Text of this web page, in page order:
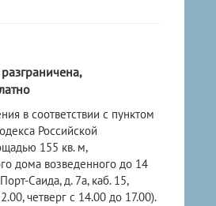
в соответствии с пунктом
Российской
155 кв. м,
дома возведенного до 14
Саида, д. 7а, каб. 15,
четверг с 14.00 до 17.00).